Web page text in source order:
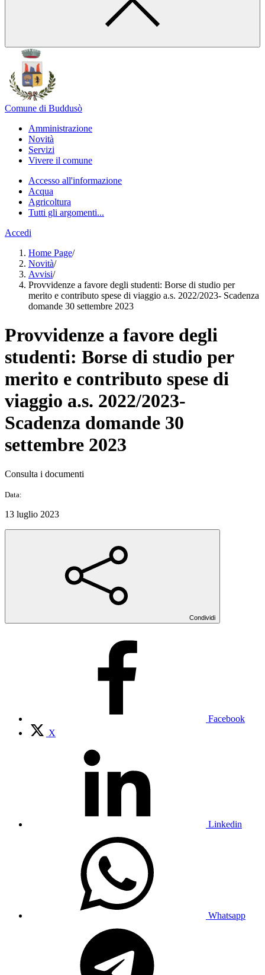
Comune di Buddusò
Amministrazione
Novità
Servizi
Vivere il comune
Accesso all'informazione
Acqua
Agricoltura
Tutti gli argomenti...
Accedi
Home Page/
Novità/
Avvisi/
Provvidenze a favore degli studenti: Borse di studio per
merito e contributo spese di viaggio a.s. 2022/2023- Scadenza
domande 30 settembre 2023
Provvidenze a favore degli
studenti: Borse di studio per
merito e contributo spese di
viaggio a.s. 2022/2023-
Scadenza domande 30
settembre 2023
Consulta i documenti
Data:
13 luglio 2023
Condividi
Facebook
X
Linkedin
Whatsapp